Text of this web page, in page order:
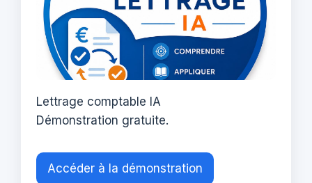
Lettrage comptable IA
Démonstration gratuite.
Accéder à la démonstration